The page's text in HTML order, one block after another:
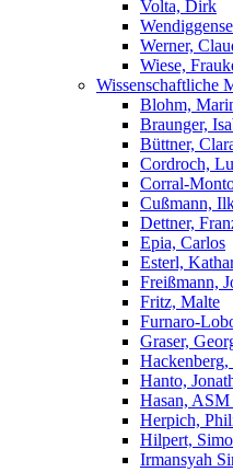
Volta, Dirk
Werner,
Wiese,
Wissenschaftliche
Blohm,
Braunger,
Büttner,
Cordroch,
Corral-
Cußmann,
Dettner,
Epia, Carlos
Esterl,
Freißmann,
Fritz, Malte
Furnaro-
Graser,
Hackenberg,
Hanto,
Hasan,
Herpich,
Hilpert,
Irmansyah